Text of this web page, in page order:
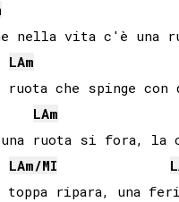
nella vita c'è una
LAm
ruota che spinge
LAm
una ruota si fora, la
LAm/MI
toppa ripara, una